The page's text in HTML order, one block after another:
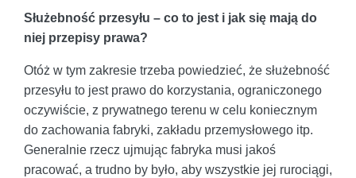
Służebność przesyłu – co to jest i jak się mają do
niej przepisy prawa?
Otóż w tym zakresie trzeba powiedzieć, że służebność
przesyłu to jest prawo do korzystania, ograniczonego
oczywiście, z prywatnego terenu w celu koniecznym
do zachowania fabryki, zakładu przemysłowego itp.
Generalnie rzecz ujmując fabryka musi jakoś
pracować, a trudno by było, aby wszystkie jej rurociągi,